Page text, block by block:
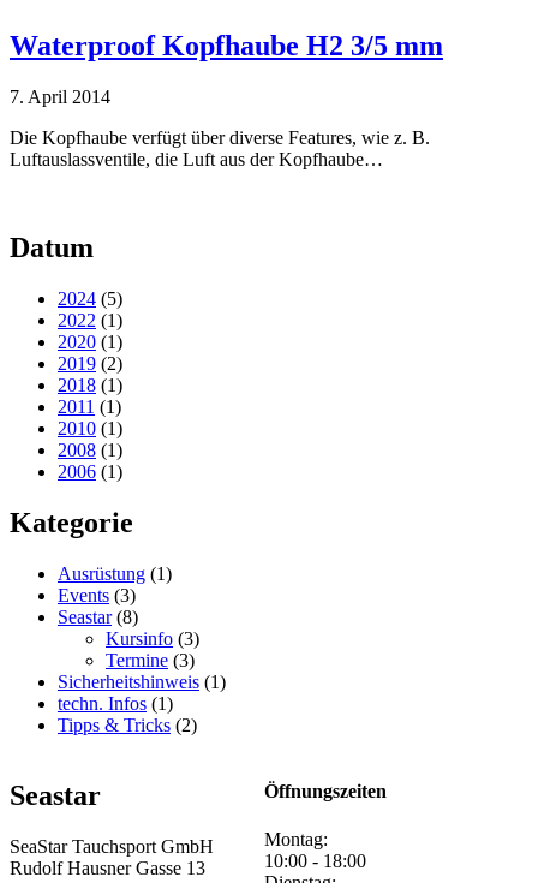
Waterproof Kopfhaube H2 3/5 mm
7. April 2014
Die Kopfhaube verfügt über diverse Features, wie z. B.
Luftauslassventile, die Luft aus der Kopfhaube…
Datum
2024 (5)
2022 (1)
2020 (1)
2019 (2)
2018 (1)
2011 (1)
2010 (1)
2008 (1)
2006 (1)
Kategorie
Ausrüstung (1)
Events (3)
Seastar(8)
Kursinfo (3)
Termine (3)
Sicherheitshinweis (1)
techn. Infos (1)
Tipps & Tricks (2)
Seastar
SeaStar Tauchsport GmbH
Rudolf Hausner Gasse 13
Öffnungszeiten
Montag:
10:00 - 18:00